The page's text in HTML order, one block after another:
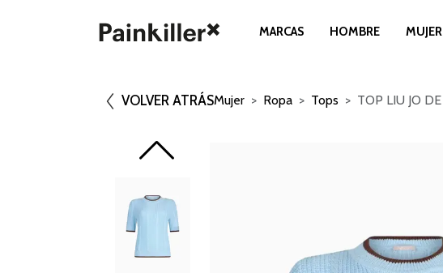
MARCAS HOMBRE MUJER
VOLVER ATRÁSMujer Ropa Tops TOP LIU JO